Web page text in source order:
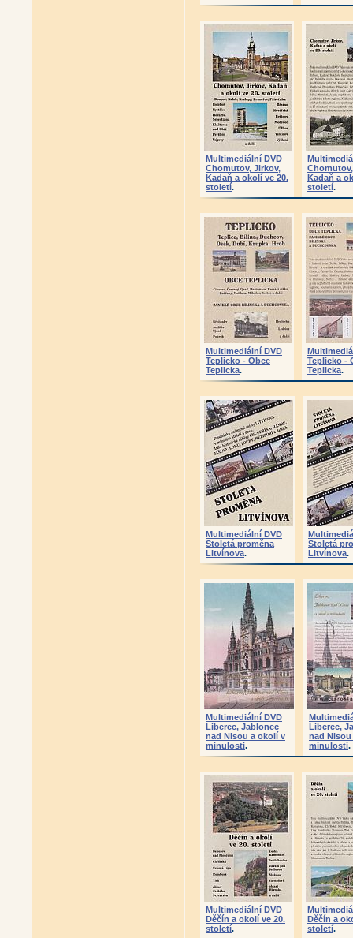
Multimediální DVD
Chomutov, Jirkov,
Kadaň a okolí ve 20.
století.
Kadaň a
století.
Multimediální DVD
Teplicko - Obce
Teplicka.
Teplicko -
Teplicka.
Multimediální DVD
Stoletá proměna
Litvínova.
Stoletá
Litvínova.
Multimediální DVD
Liberec, Jablonec
nad Nisou a okolí v
minulosti.
Liberec,
nad
minulosti.
Multimediální DVD
Děčín a okolí ve 20.
století.
Děčín a
století.